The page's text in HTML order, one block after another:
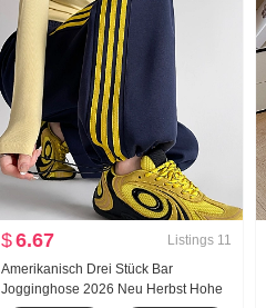
$6.67 Listings 11
Amerikanisch Drei Stück Bar
Jogginghose 2026 Neu Herbst Hohe